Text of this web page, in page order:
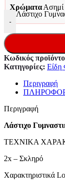
ΧρώματαΑσημί
-
Λάστιχο
Κωδικός
Κατηγορίες: Είδη
Περιγραφή
Περιγραφή
Λάστιχο
ΤΕΧΝΙΚΑ
2x – Σκληρό
Xαρακτηριστικά